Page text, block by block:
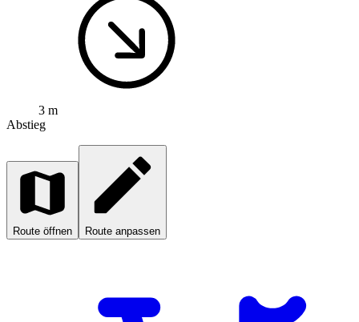
3 m
Abstieg
Route öffnen Route anpassen